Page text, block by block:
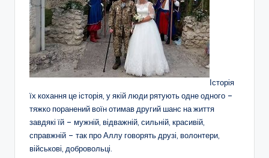
Історія
їх кохання це історія, у якій люди рятують одне одного –
тяжко поранений воїн отимав другий шанс на життя
завдякі їй – мужній, відважній, сильній, красивій,
справжній – так про Аллу говорять друзі, волонтери,
військові, добровольці.